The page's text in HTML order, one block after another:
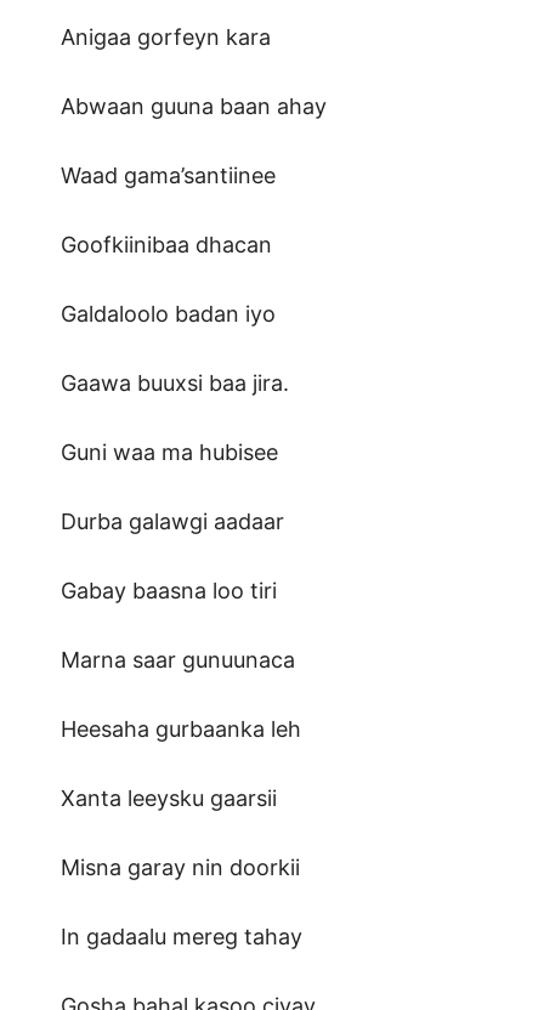
Anigaa gorfeyn kara
Abwaan guuna baan ahay
Waad gama’santiinee
Goofkiinibaa dhacan
Galdaloolo badan iyo
Gaawa buuxsi baa jira.
Guni waa ma hubisee
Durba galawgi aadaar
Gabay baasna loo tiri
Marna saar gunuunaca
Heesaha gurbaanka leh
Xanta leeysku gaarsii
Misna garay nin doorkii
In gadaalu mereg tahay